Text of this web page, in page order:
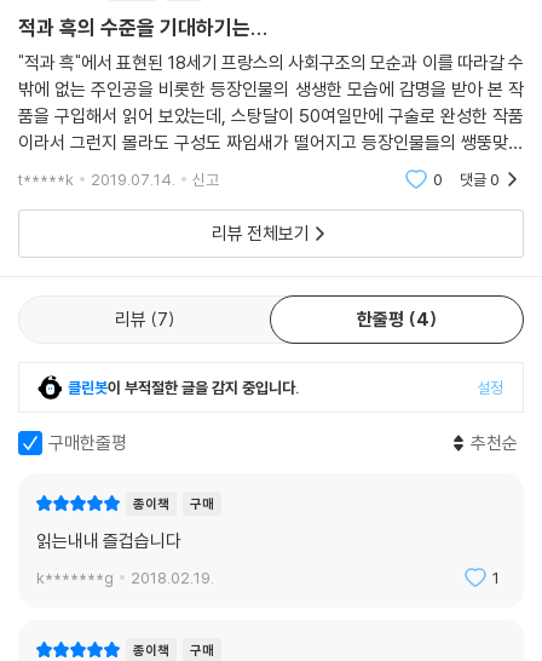
적과 흑의 수준을 기대하기는...
"적과 흑"에서 표현된 18세기 프랑스의 사회구조의 모순과 이를 따라갈 수
밖에 없는 주인공을 비롯한 등장인물의 생생한 모습에 감명을 받아 본 작
품을 구입해서 읽어 보았는데, 스탕달이 50여일만에 구술로 완성한 작품
이라서 그런지 몰라도 구성도 짜임새가 떨어지고 등장인물들의 쌩뚱맞은
행동이나 필요 이상으로 길게 늘어지는 작중 화자의 마음속 상태 표현이
t*****k 2019.07.14. 신고 0 댓글0
리뷰 전체보기
리뷰 7 한줄평 4
클린봇이 부적절한 글을 감지 중입니다. 설정
구매한줄평 추천순
종이책 구매
읽는내내 즐겁습니다
k*******g 2018.02.19. 1
종이책 구매